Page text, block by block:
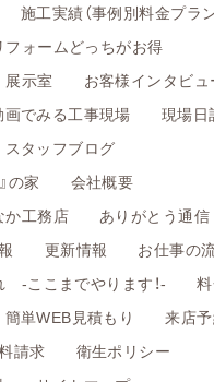
施工実績（事例別料金プラン
ォームどっちがお得
示室
お客様インタビュ
画でみる工事現場
現場
スタッフブログ
の家
会社概要
か工務店
ありがとう通信
更新情報
お仕事の
-ここまでやります！-
簡単WEB見積もり
来店
請求
衛生ポリシー